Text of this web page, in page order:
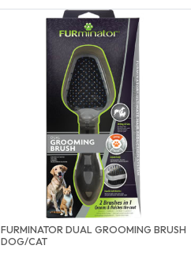
FURMINATOR DUAL GROOMING BRUSH
DOG/CAT